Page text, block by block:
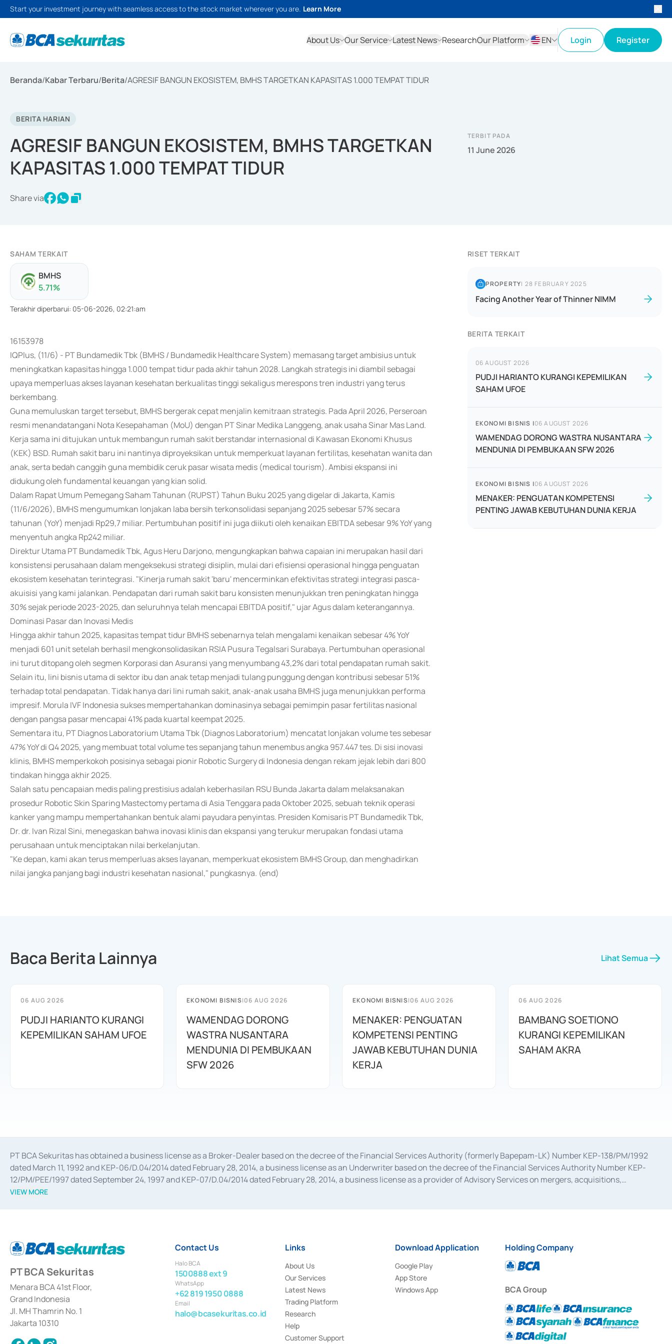
Start your investment journey with seamless access to the stock market wherever you are. Learn More
About Us Our Service Latest News ResearchOur Platform
EN
Login Register
Beranda/Kabar Terbaru/Berita/AGRESIF BANGUN EKOSISTEM, BMHS TARGETKAN KAPASITAS 1.000 TEMPAT TIDUR
BERITA HARIAN
AGRESIF BANGUN EKOSISTEM, BMHS TARGETKAN
KAPASITAS 1.000 TEMPAT TIDUR
Share via
TERBIT PADA
11 June 2026
SAHAM TERKAIT
BMHS
5.71%
Terakhir diperbarui: 05-06-2026, 02:21:am
16153978
IQPlus, (11/6) - PT Bundamedik Tbk (BMHS / Bundamedik Healthcare System) memasang target ambisius untuk
meningkatkan kapasitas hingga 1.000 tempat tidur pada akhir tahun 2028. Langkah strategis ini diambil sebagai
upaya memperluas akses layanan kesehatan berkualitas tinggi sekaligus merespons tren industri yang terus
berkembang.
Guna memuluskan target tersebut, BMHS bergerak cepat menjalin kemitraan strategis. Pada April 2026, Perseroan
resmi menandatangani Nota Kesepahaman (MoU) dengan PT Sinar Medika Langgeng, anak usaha Sinar Mas Land.
Kerja sama ini ditujukan untuk membangun rumah sakit berstandar internasional di Kawasan Ekonomi Khusus
(KEK) BSD. Rumah sakit baru ini nantinya diproyeksikan untuk memperkuat layanan fertilitas, kesehatan wanita dan
anak, serta bedah canggih guna membidik ceruk pasar wisata medis (medical tourism). Ambisi ekspansi ini
didukung oleh fundamental keuangan yang kian solid.
Dalam Rapat Umum Pemegang Saham Tahunan (RUPST) Tahun Buku 2025 yang digelar di Jakarta, Kamis
(11/6/2026), BMHS mengumumkan lonjakan laba bersih terkonsolidasi sepanjang 2025 sebesar 57% secara
tahunan (YoY) menjadi Rp29,7 miliar. Pertumbuhan positif ini juga diikuti oleh kenaikan EBITDA sebesar 9% YoY yang
menyentuh angka Rp242 miliar.
Direktur Utama PT Bundamedik Tbk, Agus Heru Darjono, mengungkapkan bahwa capaian ini merupakan hasil dari
konsistensi perusahaan dalam mengeksekusi strategi disiplin, mulai dari efisiensi operasional hingga penguatan
ekosistem kesehatan terintegrasi. "Kinerja rumah sakit 'baru' mencerminkan efektivitas strategi integrasi pasca-
akuisisi yang kami jalankan. Pendapatan dari rumah sakit baru konsisten menunjukkan tren peningkatan hingga
30% sejak periode 2023-2025, dan seluruhnya telah mencapai EBITDA positif," ujar Agus dalam keterangannya.
Dominasi Pasar dan Inovasi Medis
Hingga akhir tahun 2025, kapasitas tempat tidur BMHS sebenarnya telah mengalami kenaikan sebesar 4% YoY
menjadi 601 unit setelah berhasil mengkonsolidasikan RSIA Pusura Tegalsari Surabaya. Pertumbuhan operasional
ini turut ditopang oleh segmen Korporasi dan Asuransi yang menyumbang 43,2% dari total pendapatan rumah sakit.
Selain itu, lini bisnis utama di sektor ibu dan anak tetap menjadi tulang punggung dengan kontribusi sebesar 51%
terhadap total pendapatan. Tidak hanya dari lini rumah sakit, anak-anak usaha BMHS juga menunjukkan performa
impresif. Morula IVF Indonesia sukses mempertahankan dominasinya sebagai pemimpin pasar fertilitas nasional
dengan pangsa pasar mencapai 41% pada kuartal keempat 2025.
Sementara itu, PT Diagnos Laboratorium Utama Tbk (Diagnos Laboratorium) mencatat lonjakan volume tes sebesar
47% YoY di Q4 2025, yang membuat total volume tes sepanjang tahun menembus angka 957.447 tes. Di sisi inovasi
klinis, BMHS memperkokoh posisinya sebagai pionir Robotic Surgery di Indonesia dengan rekam jejak lebih dari 800
tindakan hingga akhir 2025.
Salah satu pencapaian medis paling prestisius adalah keberhasilan RSU Bunda Jakarta dalam melaksanakan
prosedur Robotic Skin Sparing Mastectomy pertama di Asia Tenggara pada Oktober 2025, sebuah teknik operasi
kanker yang mampu mempertahankan bentuk alami payudara penyintas. Presiden Komisaris PT Bundamedik Tbk,
Dr. dr. Ivan Rizal Sini, menegaskan bahwa inovasi klinis dan ekspansi yang terukur merupakan fondasi utama
perusahaan untuk menciptakan nilai berkelanjutan.
"Ke depan, kami akan terus memperluas akses layanan, memperkuat ekosistem BMHS Group, dan menghadirkan
nilai jangka panjang bagi industri kesehatan nasional," pungkasnya. (end)
RISET TERKAIT
PROPERTY| 28 FEBRUARY 2025
Facing Another Year of Thinner NIMM
BERITA TERKAIT
06 AUGUST 2026
PUDJI HARIANTO KURANGI KEPEMILIKAN
SAHAM UFOE
EKONOMI BISNIS |06 AUGUST 2026
WAMENDAG DORONG WASTRA NUSANTARA
MENDUNIA DI PEMBUKAAN SFW 2026
EKONOMI BISNIS |06 AUGUST 2026
MENAKER: PENGUATAN KOMPETENSI
PENTING JAWAB KEBUTUHAN DUNIA KERJA
Baca Berita Lainnya Lihat Semua
06 AUG 2026
PUDJI HARIANTO KURANGI
KEPEMILIKAN SAHAM UFOE
EKONOMI BISNIS|06 AUG 2026
WAMENDAG DORONG
WASTRA NUSANTARA
MENDUNIA DI PEMBUKAAN
SFW 2026
EKONOMI BISNIS|06 AUG 2026
MENAKER: PENGUATAN
KOMPETENSI PENTING
JAWAB KEBUTUHAN DUNIA
KERJA
06 AUG 2026
BAMBANG SOETIONO
KURANGI KEPEMILIKAN
SAHAM AKRA
PT BCA Sekuritas has obtained a business license as a Broker-Dealer based on the decree of the Financial Services Authority (formerly Bapepam-LK) Number KEP-138/PM/1992
dated March 11, 1992 and KEP-06/D.04/2014 dated February 28, 2014, a business license as an Underwriter based on the decree of the Financial Services Authority Number KEP-
12/PM/PEE/1997 dated September 24, 1997 and KEP-07/D.04/2014 dated February 28, 2014, a business license as a provider of Advisory Services on mergers, acquisitions,
divestments, and joint ventures based on the decree of the Financial Services Authority Number S-67/PM.21/2014 dated February 28, 2014, a business license as a provider of
Settlement of Commercial Paper Transactions whose license was issued in 2018.
VIEW MORE
PT BCA Sekuritas
Menara BCA 41st Floor,
Grand Indonesia
Jl. MH Thamrin No. 1
Jakarta 10310
Contact Us
Halo BCA
1500888 ext 9
WhatsApp
+62 819 1950 0888
Email
halo@bcasekuritas.co.id
Links
About Us
Our Services
Latest News
Trading Platform
Research
Help
Customer Support
Download Application
Google Play
App Store
Windows App
Holding Company
BCA Group